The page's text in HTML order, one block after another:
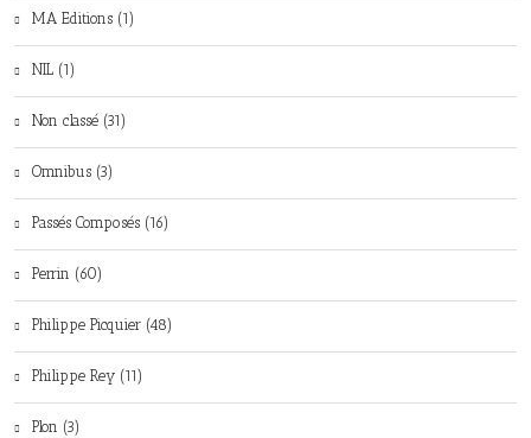
MA Editions (1)
NIL (1)
Non classé (31)
Omnibus (3)
Passés Composés (16)
Perrin (60)
Philippe Picquier (48)
Philippe Rey (11)
Plon (3)